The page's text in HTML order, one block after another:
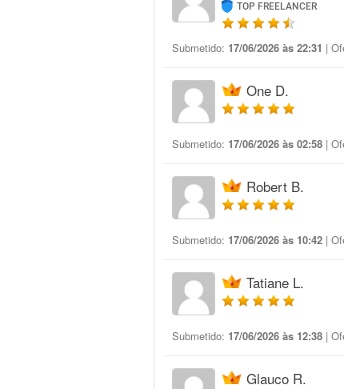
TOP FREELANCER
Submetido: 17/06/2026 às 22:31 |
One D.
Submetido: 17/06/2026 às 02:58 |
Robert B.
Submetido: 17/06/2026 às 10:42 |
Tatiane L.
Submetido: 17/06/2026 às 12:38 |
Glauco R.